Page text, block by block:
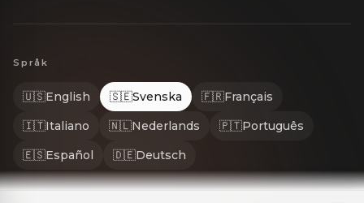
Språk
🇺🇸English 🇸🇪Svenska 🇫🇷Français
🇮🇹Italiano 🇳🇱Nederlands 🇵🇹Português
🇪🇸Español 🇩🇪Deutsch